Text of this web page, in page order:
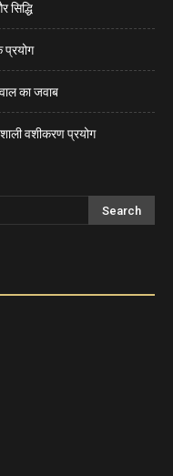
सिद्धि
प्रयोग
का जवाब
वशीकरण प्रयोग